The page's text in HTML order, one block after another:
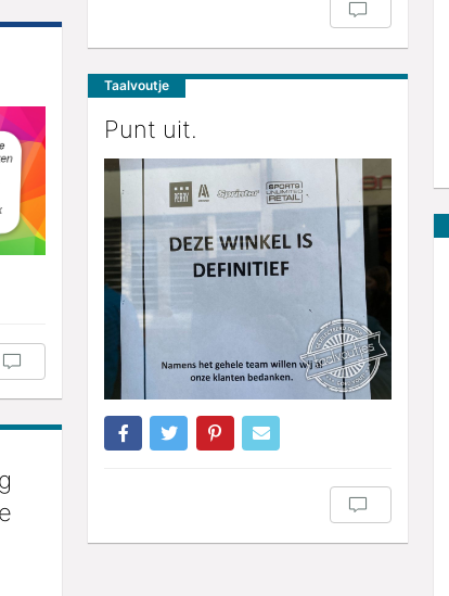
Taalvoutje
Punt uit.